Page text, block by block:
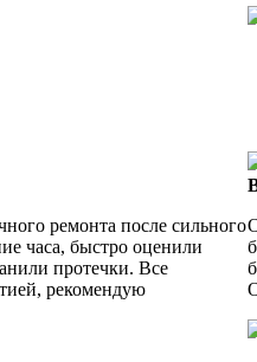
ремонта после сильного
часа, быстро оценили
протечки. Все
рекомендую